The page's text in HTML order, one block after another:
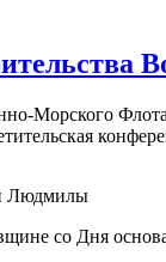
Морского
Людмилы
со Дня